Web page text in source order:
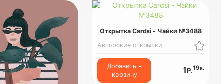
Открытка Cardsi - Чайки №3488
Авторские открытки
Добавить в
корзину
1Р.19к.